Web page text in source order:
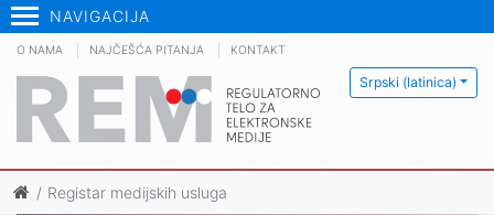
NAVIGACIJA
Srpski (latinica)
O NAMA NAJČEŠĆA PITANJA KONTAKT
Registar medijskih usluga